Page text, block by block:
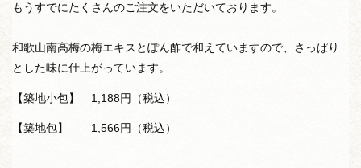
もうすでにたくさんのご注文をいただいております。
和歌山南高梅の梅エキスとぽん酢で和えていますので、さっぱり
とした味に仕上がっています。
【築地小包】 1,188円（税込）
【築地包】 1,566円（税込）